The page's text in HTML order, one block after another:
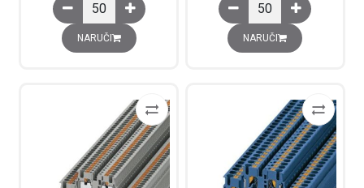
Dvokatna redna stezaljka PTTB 1,5/S BU, push-in
NARUČI
Dvokatna redna
NARUČI